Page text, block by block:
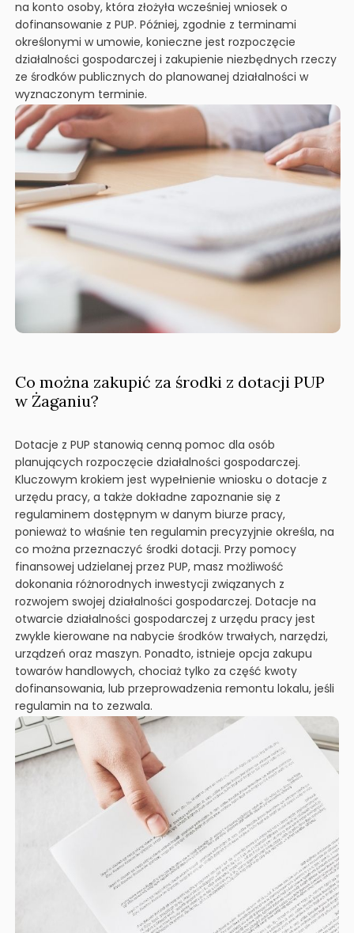
na konto osoby, która złożyła wcześniej wniosek o
dofinansowanie z PUP. Później, zgodnie z terminami
określonymi w umowie, konieczne jest rozpoczęcie
działalności gospodarczej i zakupienie niezbędnych rzeczy
ze środków publicznych do planowanej działalności w
wyznaczonym terminie.
Co można zakupić za środki z dotacji PUP
w Żaganiu?
Dotacje z PUP stanowią cenną pomoc dla osób
planujących rozpoczęcie działalności gospodarczej.
Kluczowym krokiem jest wypełnienie wniosku o dotacje z
urzędu pracy, a także dokładne zapoznanie się z
regulaminem dostępnym w danym biurze pracy,
ponieważ to właśnie ten regulamin precyzyjnie określa, na
co można przeznaczyć środki dotacji. Przy pomocy
finansowej udzielanej przez PUP, masz możliwość
dokonania różnorodnych inwestycji związanych z
rozwojem swojej działalności gospodarczej. Dotacje na
otwarcie działalności gospodarczej z urzędu pracy jest
zwykle kierowane na nabycie środków trwałych, narzędzi,
urządzeń oraz maszyn. Ponadto, istnieje opcja zakupu
towarów handlowych, chociaż tylko za część kwoty
dofinansowania, lub przeprowadzenia remontu lokalu, jeśli
regulamin na to zezwala.